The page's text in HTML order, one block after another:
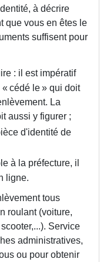
à décrire
que vous en êtes le
suffisent pour
: il est impératif
cédé le » qui doit
La
aussi y figurer ;
d'identité de
à la préfecture, il
ligne.
tous
roulant (voiture,
Service
administratives,
ou pour obtenir